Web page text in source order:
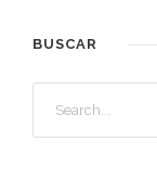
BUSCAR